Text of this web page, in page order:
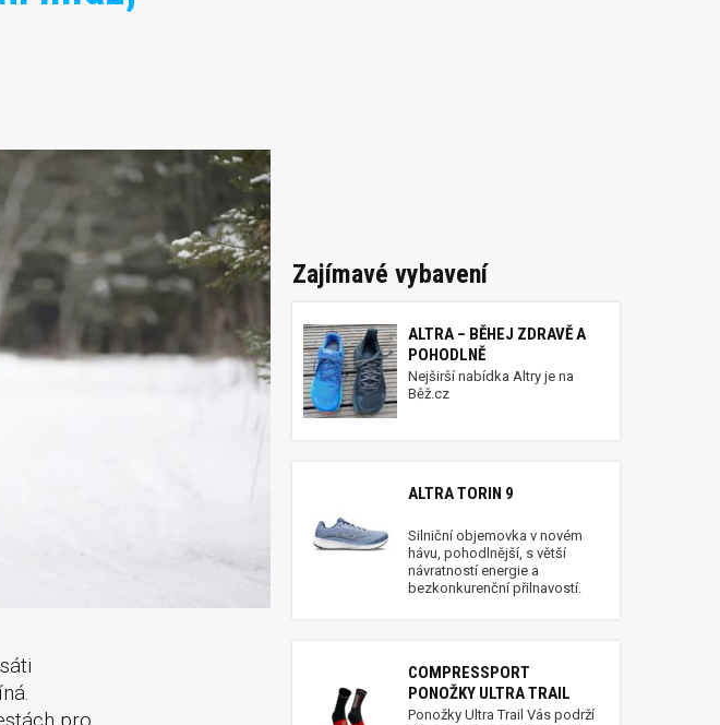
Zajímavé vybavení
ALTRA – BĚHEJ ZDRAVĚ A
POHODLNĚ
Nejširší nabídka Altry je na
Běž.cz
ALTRA TORIN 9
Silniční objemovka v novém
hávu, pohodlnější, s větší
návratností energie a
bezkonkurenční přilnavostí.
COMPRESSPORT
PONOŽKY ULTRA TRAIL
Ponožky Ultra Trail Vás podrží